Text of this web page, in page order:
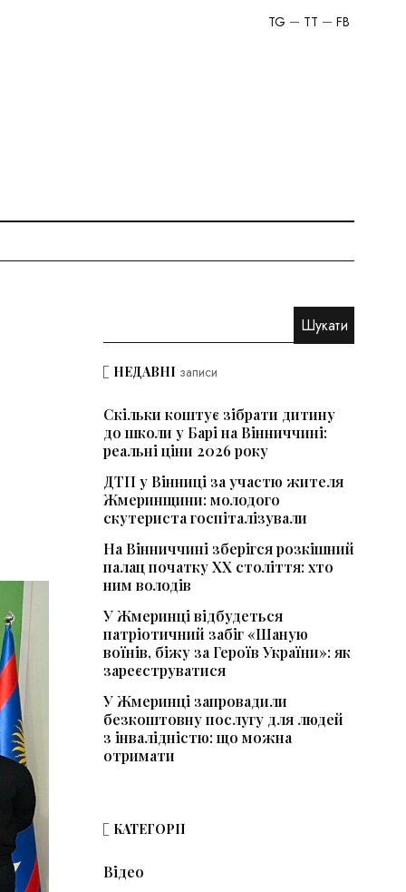
FB
TT
TG
НЕДАВНІ записи
Скільки коштує зібрати дитину
до школи у Барі на Вінниччині:
реальні ціни 2026 року
ДТП у Вінниці за участю жителя
Жмеринщини: молодого
скутериста госпіталізували
На Вінниччині зберігся розкішний
палац початку ХХ століття: хто
ним володів
У Жмеринці відбудеться
патріотичний забіг «Шаную
воїнів, біжу за Героїв України»: як
зареєструватися
У Жмеринці запровадили
безкоштовну послугу для людей
з інвалідністю: що можна
отримати
КАТЕГОРІЇ
Відео